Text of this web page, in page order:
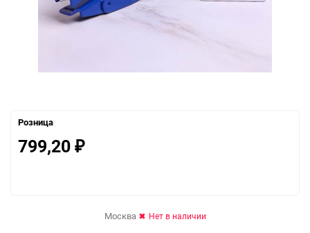
Розница
799,20 ₽
Москва Нет в наличии